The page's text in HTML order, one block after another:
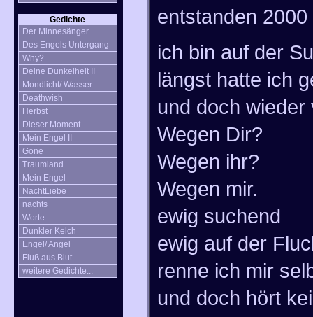
Gedichte
Der Minnesänger
Des Engels Untergang
Why?
Deine Dunkelheit II
Mondlicht/ Wasser
Deathwish
Herbst
Dieser Moment
Mein Engel II
Gone
Traumland
Mein Engel
NachtLiebe
nachts
Worte
Dunkler Kelch
Engel/ Angel
Fluß aus Blut
weitere Gedichte...
entstanden 2000
ich bin auf der
längst hatte ich
und doch wieder
Wegen Dir?
Wegen ihr?
Wegen mir.
ewig suchend
ewig auf der
renne ich mir
und doch hört